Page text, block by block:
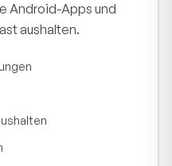
Android-Apps und
aushalten.